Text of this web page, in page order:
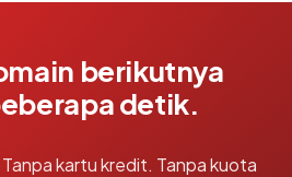
berikutnya
detik.
kartu kredit. Tanpa kuota